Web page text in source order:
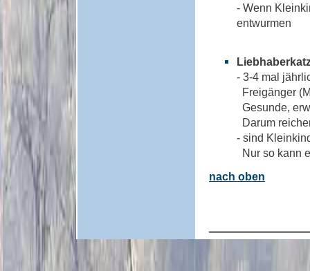
- Wenn
entwurmen
- 3-4 mal
Freigänger
Gesunde,
Darum
- sind
Nur so kann
nach oben